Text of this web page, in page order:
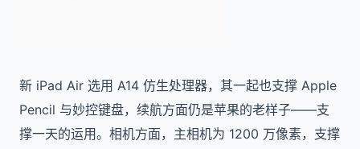
新 iPad Air 选用 A14 仿生处理器，其一起也支撑 Apple
Pencil 与妙控键盘，续航方面仍是苹果的老样子——支
撑一天的运用。相机方面，主相机为 1200 万像素，支撑